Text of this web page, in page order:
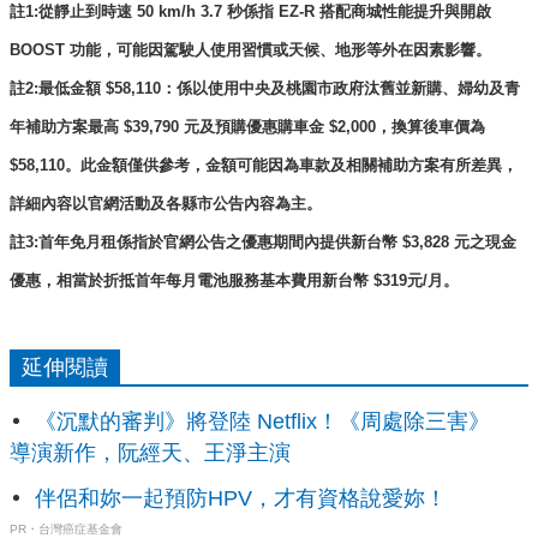
註1:從靜止到時速 50 km/h 3.7 秒係指 EZ-R 搭配商城性能提升與開啟
BOOST 功能，可能因駕駛人使用習慣或天候、地形等外在因素影響。
註2:最低金額 $58,110：係以使用中央及桃園市政府汰舊並新購、婦幼及青
年補助方案最高 $39,790 元及預購優惠購車金 $2,000，換算後車價為
$58,110。此金額僅供參考，金額可能因為車款及相關補助方案有所差異，
詳細內容以官網活動及各縣市公告內容為主。
註3:首年免月租係指於官網公告之優惠期間內提供新台幣 $3,828 元之現金
優惠，相當於折抵首年每月電池服務基本費用新台幣 $319元/月。
延伸閱讀
《沉默的審判》將登陸 Netflix！《周處除三害》
導演新作，阮經天、王淨主演
伴侶和妳一起預防HPV，才有資格說愛妳！
PR・台灣癌症基金會